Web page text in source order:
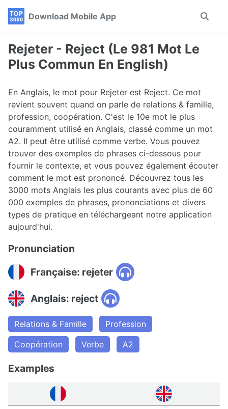
Skip
navigation
Skip
Skip
Download Mobile App
Toggle
Rejeter - Reject (Le 981 Mot Le
Plus Commun En English)
En Anglais, le mot pour Rejeter est Reject. Ce mot
revient souvent quand on parle de relations & famille,
profession, coopération. C'est le 10e mot le plus
couramment utilisé en Anglais, classé comme un mot
A2. Il peut être utilisé comme verbe. Vous pouvez
trouver des exemples de phrases ci-dessous pour
fournir le contexte, et vous pouvez également écouter
comment le mot est prononcé. Découvrez tous les
3000 mots Anglais les plus courants avec plus de 60
000 exemples de phrases, prononciations et divers
types de pratique en téléchargeant notre application
aujourd'hui.
Pronunciation
Française: rejeter
Anglais: reject
Relations & Famille
Profession
Coopération
Verbe A2
Examples